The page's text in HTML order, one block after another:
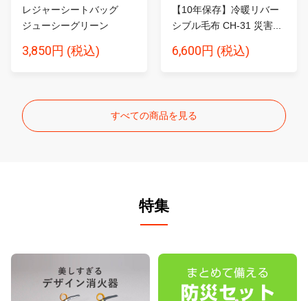
レジャーシートバッグ
ジューシーグリーン
3,850円 (税込)
【10年保存】冷暖リバー
シブル毛布 CH-31 災害...
6,600円 (税込)
すべての商品を見る
特集